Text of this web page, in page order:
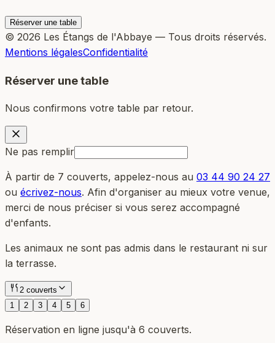
Réserver une table
© 2026 Les Étangs de l'Abbaye — Tous droits réservés.
Mentions légalesConfidentialité
Réserver une table
Nous confirmons votre table par retour.
Ne pas remplir
À partir de 7 couverts, appelez-nous au 03 44 90 24 27
ou écrivez-nous. Afin d'organiser au mieux votre venue,
merci de nous préciser si vous serez accompagné
d'enfants.
Les animaux ne sont pas admis dans le restaurant ni sur
la terrasse.
2 couverts
1
2 3 4 5 6
Réservation en ligne jusqu'à 6 couverts.